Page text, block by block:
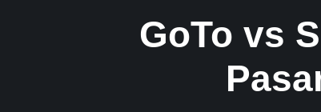
GoTo vs